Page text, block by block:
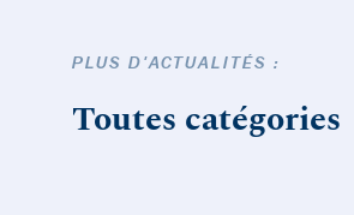
PLUS D'ACTUALITÉS :
Toutes catégories